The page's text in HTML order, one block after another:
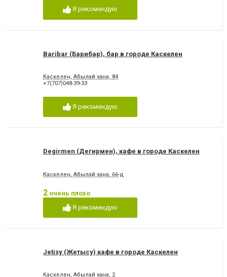
Я рекомендую
Baribar (Барибар), бар в городе Каскелен
Каскелен, Абылай хана, 84
+7(707)048-39-33
Я рекомендую
Degirmen (Дегирмен), кафе в городе Каскелен
Каскелен, Абылай хана, 66-д
2 очень плохо
Я рекомендую
Jetisy (Жетысу) кафе в городе Каскелен
Каскелен, Абылай хана, 2